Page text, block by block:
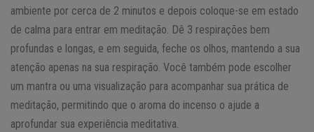
ambiente por cerca de 2 minutos e depois coloque-se em estado
de calma para entrar em meditação. Dê 3 respirações bem
profundas e longas, e em seguida, feche os olhos, mantendo a sua
atenção apenas na sua respiração. Você também pode escolher
um mantra ou uma visualização para acompanhar sua prática de
meditação, permitindo que o aroma do incenso o ajude a
aprofundar sua experiência meditativa.